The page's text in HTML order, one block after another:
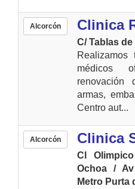
Alcorcón Clinica
C/ Tablas
médicos
renovación
armas,
Centro aut...
Alcorcón Clinica
Cl
Ochoa /
Metro Purta